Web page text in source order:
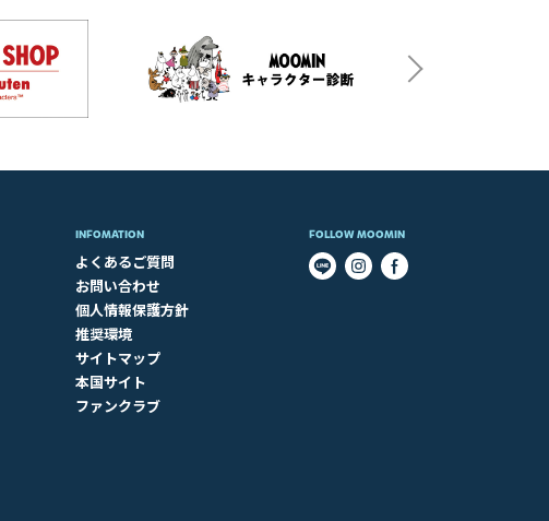
INFOMATION
よくあるご質問
お問い合わせ
個人情報保護方針
推奨環境
サイトマップ
本国サイト
ファンクラブ
FOLLOW MOOMIN